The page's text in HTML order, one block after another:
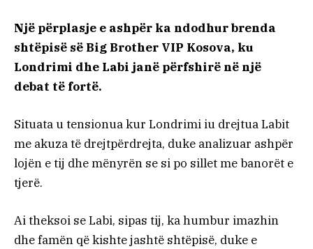
Një përplasje e ashpër ka ndodhur brenda
shtëpisë së Big Brother VIP Kosova, ku
Londrimi dhe Labi janë përfshirë në një
debat të fortë.
Situata u tensionua kur Londrimi iu drejtua Labit
me akuza të drejtpërdrejta, duke analizuar ashpër
lojën e tij dhe mënyrën se si po sillet me banorët e
tjerë.
Ai theksoi se Labi, sipas tij, ka humbur imazhin
dhe famën që kishte jashtë shtëpisë, duke e